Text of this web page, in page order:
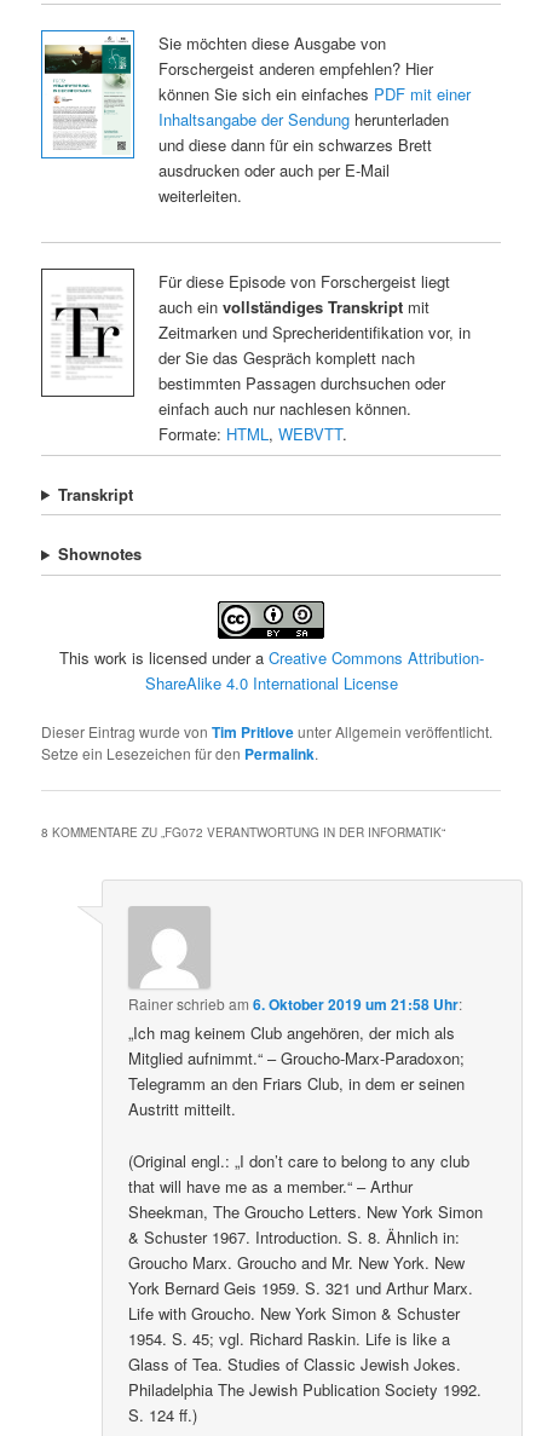
Sie möchten diese Ausgabe von
Forschergeist anderen empfehlen? Hier
können Sie sich ein einfaches PDF mit einer
Inhaltsangabe der Sendungherunterladen
und diese dann für ein schwarzes Brett
ausdrucken oder auch per E-Mail
weiterleiten.
Für diese Episode von Forschergeist liegt
auch ein vollständiges Transkriptmit
Zeitmarken und Sprecheridentifikation vor, in
der Sie das Gespräch komplett nach
bestimmten Passagen durchsuchen oder
einfach auch nur nachlesen können.
Formate: HTML, WEBVTT.
Transkript
Shownotes
This work is licensed under a Creative Commons Attribution-
ShareAlike 4.0 International License
Dieser Eintrag wurde vonTim Pritloveunter Allgemein veröffentlicht.
Setze ein Lesezeichen für den Permalink.
8 KOMMENTARE ZU „FG072 VERANTWORTUNG IN DER INFORMATIK“
Rainerschriebam6. Oktober 2019 um 21:58 Uhr:
„Ich mag keinem Club angehören, der mich als
Mitglied aufnimmt.“ – Groucho-Marx-Paradoxon;
Telegramm an den Friars Club, in dem er seinen
Austritt mitteilt.
(Original engl.: „I don’t care to belong to any club
that will have me as a member.“ – Arthur
Sheekman, The Groucho Letters. New York Simon
& Schuster 1967. Introduction. S. 8. Ähnlich in:
Groucho Marx. Groucho and Mr. New York. New
York Bernard Geis 1959. S. 321 und Arthur Marx.
Life with Groucho. New York Simon & Schuster
1954. S. 45; vgl. Richard Raskin. Life is like a
Glass of Tea. Studies of Classic Jewish Jokes.
Philadelphia The Jewish Publication Society 1992.
S. 124 ff.)